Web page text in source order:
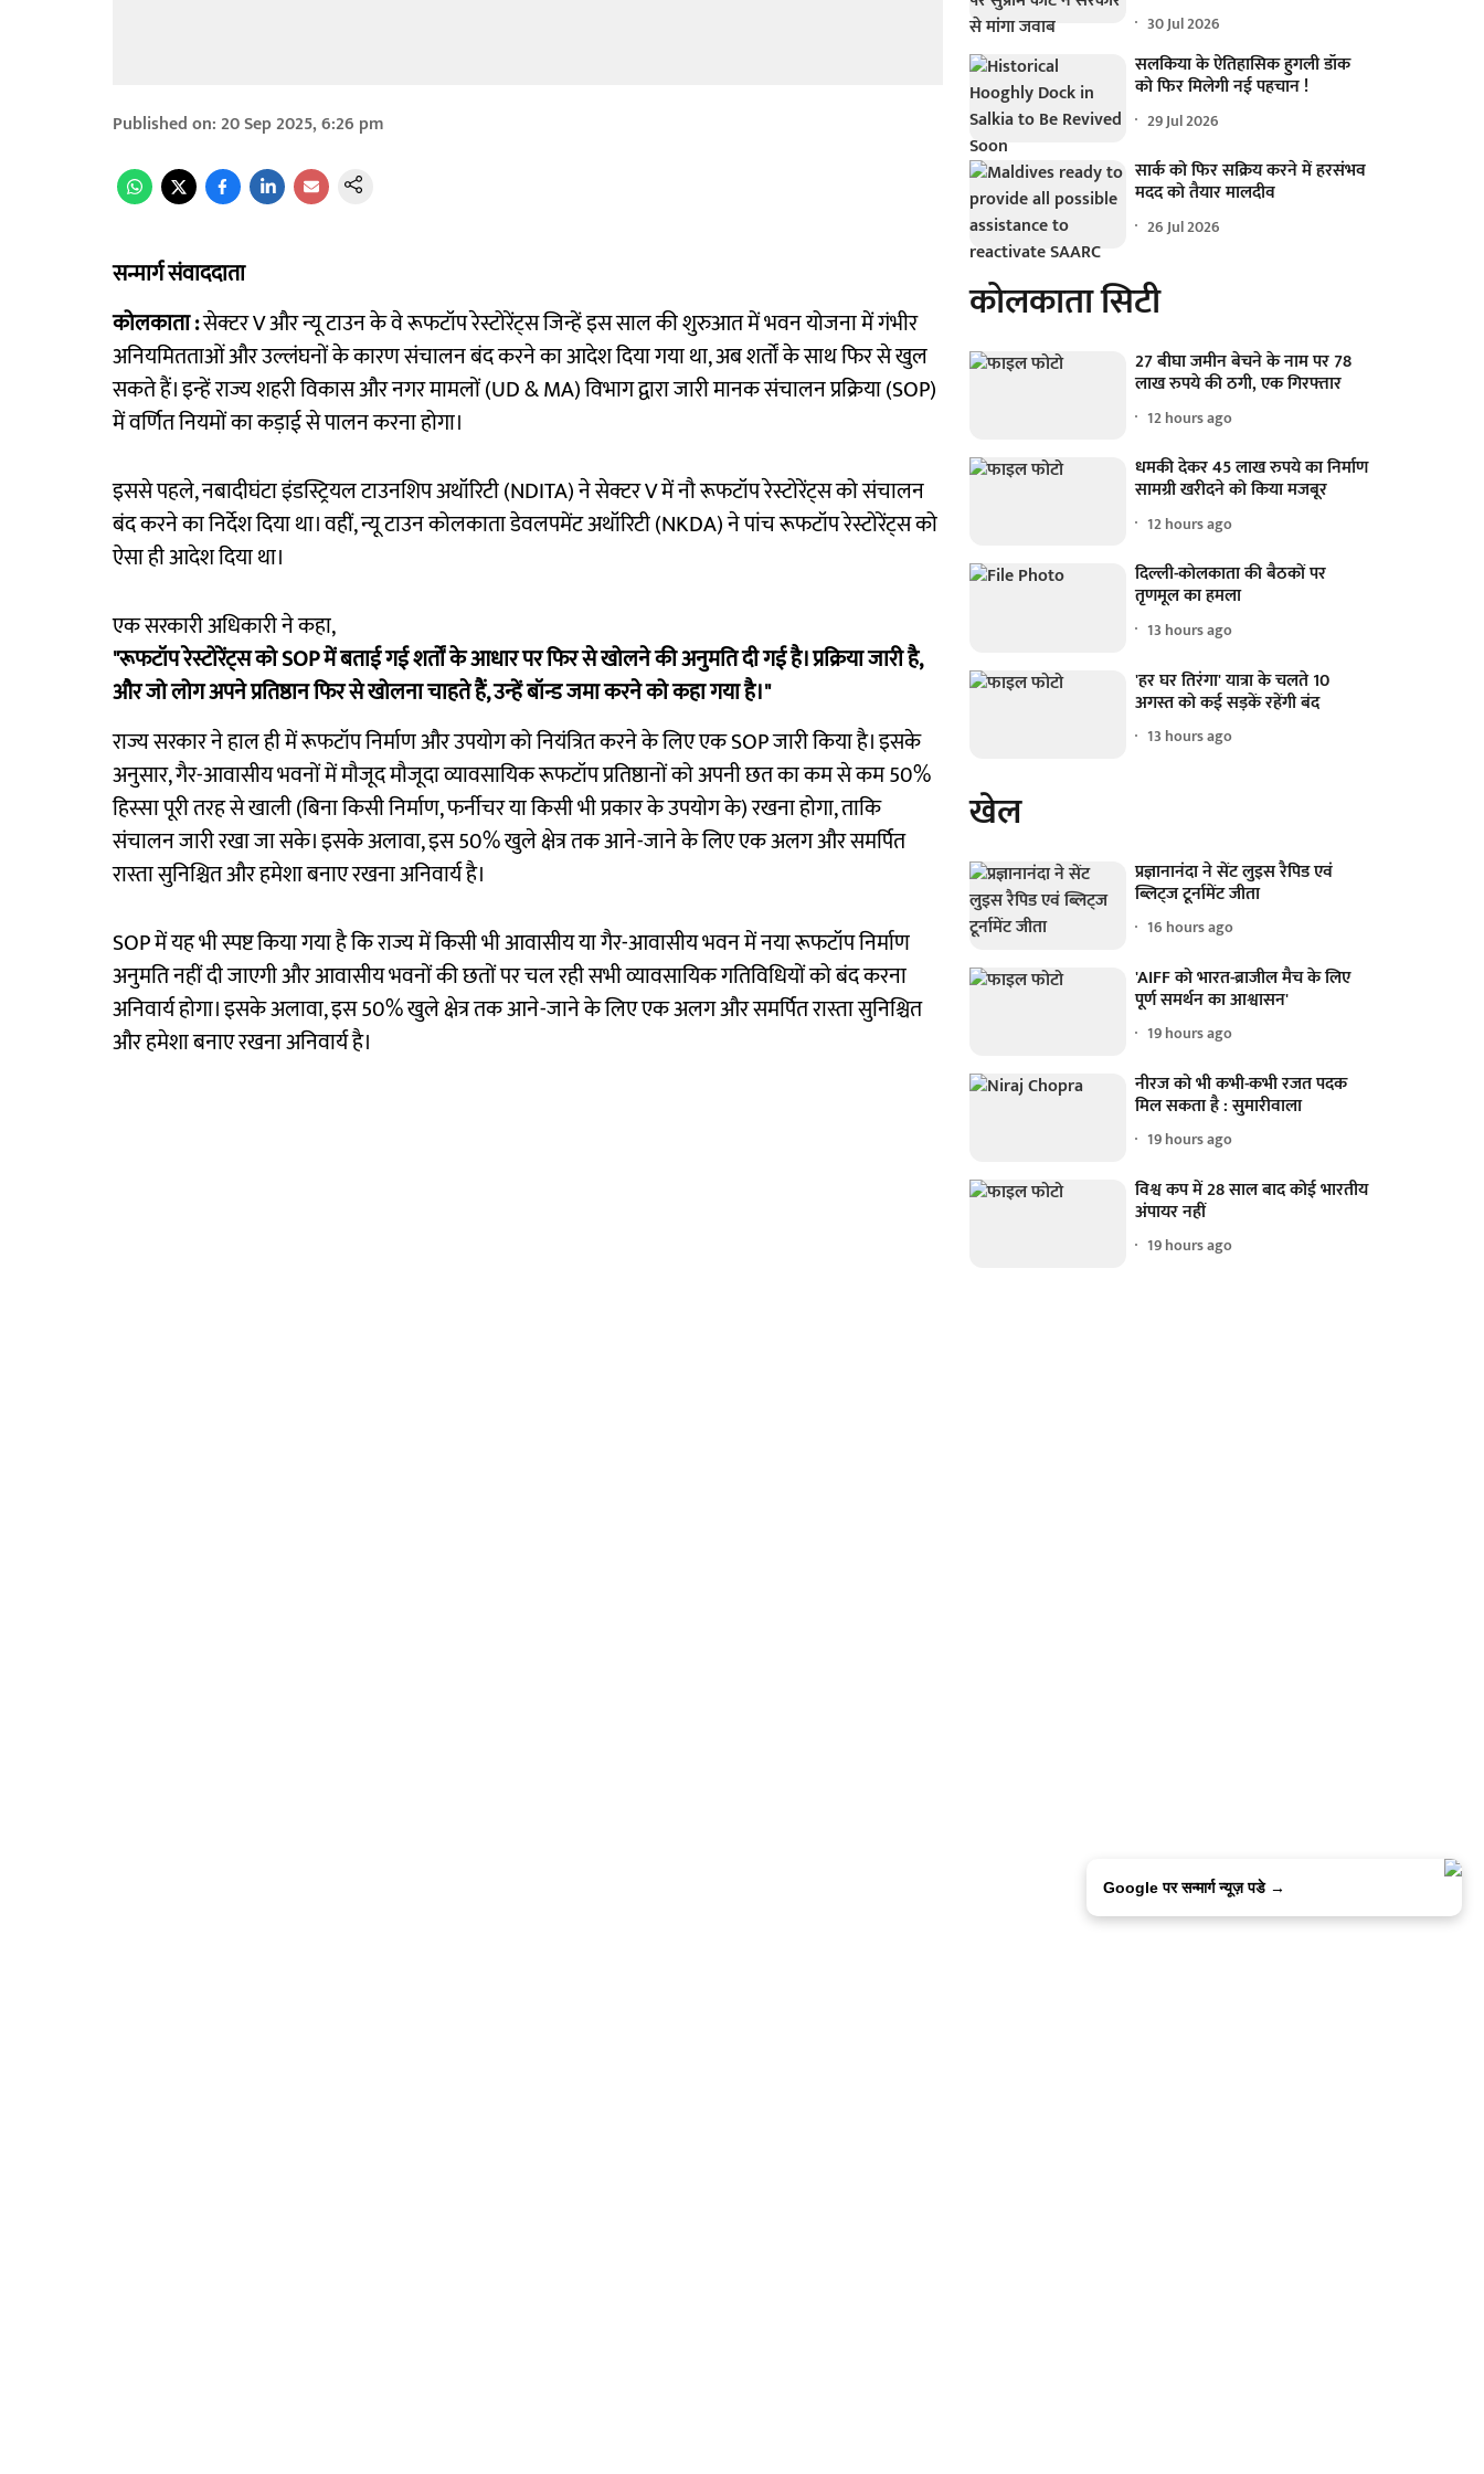
Published on:20 Sep 2025, 6:26 pm
सन्मार्ग संवाददाता
कोलकाता :सेक्टर V और न्यू टाउन के वे रूफटॉप रेस्टोरेंट्स जिन्हें इस साल की शुरुआत में भवन योजना में गंभीर
अनियमितताओं और उल्लंघनों के कारण संचालन बंद करने का आदेश दिया गया था, अब शर्तों के साथ फिर से खुल
सकते हैं। इन्हें राज्य शहरी विकास और नगर मामलों (UD & MA) विभाग द्वारा जारी मानक संचालन प्रक्रिया (SOP)
में वर्णित नियमों का कड़ाई से पालन करना होगा।
इससे पहले, नबादीघंटा इंडस्ट्रियल टाउनशिप अथॉरिटी (NDITA) ने सेक्टर V में नौ रूफटॉप रेस्टोरेंट्स को संचालन
बंद करने का निर्देश दिया था। वहीं, न्यू टाउन कोलकाता डेवलपमेंट अथॉरिटी (NKDA) ने पांच रूफटॉप रेस्टोरेंट्स को
ऐसा ही आदेश दिया था।
एक सरकारी अधिकारी ने कहा,
"रूफटॉप रेस्टोरेंट्स को SOP में बताई गई शर्तों के आधार पर फिर से खोलने की अनुमति दी गई है। प्रक्रिया जारी है,
और जो लोग अपने प्रतिष्ठान फिर से खोलना चाहते हैं, उन्हें बॉन्ड जमा करने को कहा गया है।"
राज्य सरकार ने हाल ही में रूफटॉप निर्माण और उपयोग को नियंत्रित करने के लिए एक SOP जारी किया है। इसके
अनुसार, गैर-आवासीय भवनों में मौजूद मौजूदा व्यावसायिक रूफटॉप प्रतिष्ठानों को अपनी छत का कम से कम 50%
हिस्सा पूरी तरह से खाली (बिना किसी निर्माण, फर्नीचर या किसी भी प्रकार के उपयोग के) रखना होगा, ताकि
संचालन जारी रखा जा सके। इसके अलावा, इस 50% खुले क्षेत्र तक आने-जाने के लिए एक अलग और समर्पित
रास्ता सुनिश्चित और हमेशा बनाए रखना अनिवार्य है।
SOP में यह भी स्पष्ट किया गया है कि राज्य में किसी भी आवासीय या गैर-आवासीय भवन में नया रूफटॉप निर्माण
अनुमति नहीं दी जाएगी और आवासीय भवनों की छतों पर चल रही सभी व्यावसायिक गतिविधियों को बंद करना
अनिवार्य होगा। इसके अलावा, इस 50% खुले क्षेत्र तक आने-जाने के लिए एक अलग और समर्पित रास्ता सुनिश्चित
और हमेशा बनाए रखना अनिवार्य है।
30 Jul 2026
सलकिया के ऐतिहासिक हुगली डॉक
को फिर मिलेगी नई पहचान !
29 Jul 2026
सार्क को फिर सक्रिय करने में हरसंभव
मदद को तैयार मालदीव
26 Jul 2026
कोलकाता सिटी
27 बीघा जमीन बेचने के नाम पर 78
लाख रुपये की ठगी, एक गिरफ्तार
12 hours ago
धमकी देकर 45 लाख रुपये का निर्माण
सामग्री खरीदने को किया मजबूर
12 hours ago
दिल्ली-कोलकाता की बैठकों पर
तृणमूल का हमला
13 hours ago
'हर घर तिरंगा' यात्रा के चलते 10
अगस्त को कई सड़कें रहेंगी बंद
13 hours ago
खेल
प्रज्ञानानंदा ने सेंट लुइस रैपिड एवं
ब्लिट्ज टूर्नामेंट जीता
16 hours ago
'AIFF को भारत-ब्राजील मैच के लिए
पूर्ण समर्थन का आश्वासन'
19 hours ago
नीरज को भी कभी-कभी रजत पदक
मिल सकता है : सुमारीवाला
19 hours ago
विश्व कप में 28 साल बाद कोई भारतीय
अंपायर नहीं
19 hours ago
Google पर सन्मार्ग न्यूज़ पडे →